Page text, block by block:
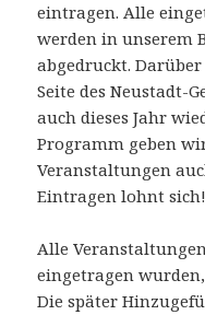
eintragen. Alle
werden in unserem
abgedruckt.
Seite des Neustadt-
auch dieses Jahr
Programm geben
Veranstaltungen
Eintragen lohnt sich!
Alle
eingetragen
Die später